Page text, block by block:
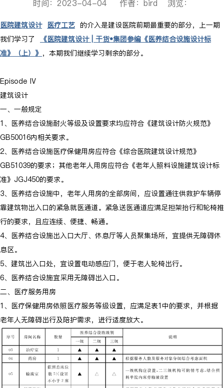
时间：2023-04-04 作者：bird 浏览：
医院建筑设计 医疗工艺 的介入是建设医院前期最重要的部分，上一期
我们学习了
《医院建筑设计 | 干货•集团参编《医养结合设施设计标
准》（上）》 ，本期我们继续学习剩余的部分。
Episode Ⅳ
建筑设计
一、一般规定
1、医养结合设施耐火等级及设置要求均应符合《建筑设计防火规范》
GB50016内相关要求。
2、医养结合设施医疗保健用房应符合《综合医院建筑设计规范》
GB51039的要求；其他老年人用房应符合《老年人照料设施建筑设计标
准》JGJ450的要求。
3、医养结合设施中，老年人用房的全部房间，应设置通往供救护车辆停
靠建筑物出入口的紧急就医通道。紧急送医通道应满足担架抬行和轮椅推
行的要求，且应连续、便捷、畅通。
4、医养结合设施出入口大厅、休息厅等人员聚集场所，宜提供无障碍休
息区。
5、建筑出入口处，宜设置电动感应门，便于老人轮椅出行。
6、医养结合设施宜采用无障碍出入口。
二、医疗服务用房
1、医疗保健用房依照医疗服务等级设置，应满足表1中的要求，并根据
老年人无障碍出行及陪护需求，进行适度放大。